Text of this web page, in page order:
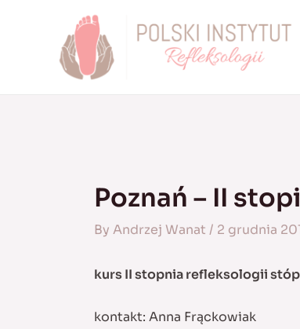
Poznań – II
By Andrzej Wanat / 2 grudnia
kurs II stopnia refleksologii stóp
kontakt: Anna Frąckowiak